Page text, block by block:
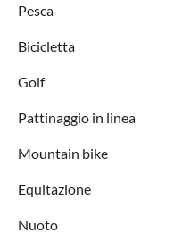
Pesca
Bicicletta
Golf
Pattinaggio in linea
Mountain bike
Equitazione
Nuoto